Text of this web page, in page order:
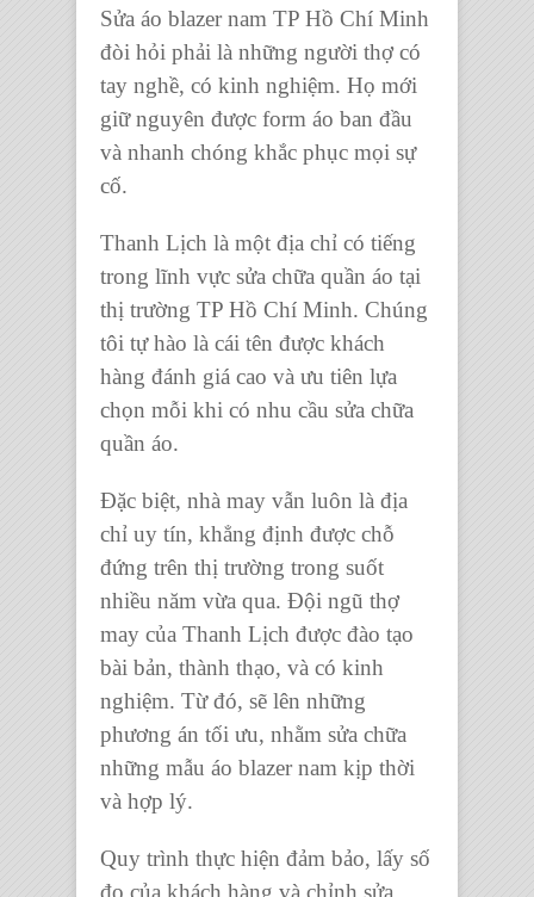
Sửa áo blazer nam TP Hồ Chí Minh
đòi hỏi phải là những người thợ có
tay nghề, có kinh nghiệm. Họ mới
giữ nguyên được form áo ban đầu
và nhanh chóng khắc phục mọi sự
cố.
Thanh Lịch là một địa chỉ có tiếng
trong lĩnh vực sửa chữa quần áo tại
thị trường TP Hồ Chí Minh. Chúng
tôi tự hào là cái tên được khách
hàng đánh giá cao và ưu tiên lựa
chọn mỗi khi có nhu cầu sửa chữa
quần áo.
Đặc biệt, nhà may vẫn luôn là địa
chỉ uy tín, khẳng định được chỗ
đứng trên thị trường trong suốt
nhiều năm vừa qua. Đội ngũ thợ
may của Thanh Lịch được đào tạo
bài bản, thành thạo, và có kinh
nghiệm. Từ đó, sẽ lên những
phương án tối ưu, nhằm sửa chữa
những mẫu áo blazer nam kịp thời
và hợp lý.
Quy trình thực hiện đảm bảo, lấy số
đo của khách hàng và chỉnh sửa